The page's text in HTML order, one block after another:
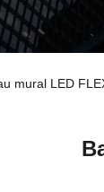
mural LED